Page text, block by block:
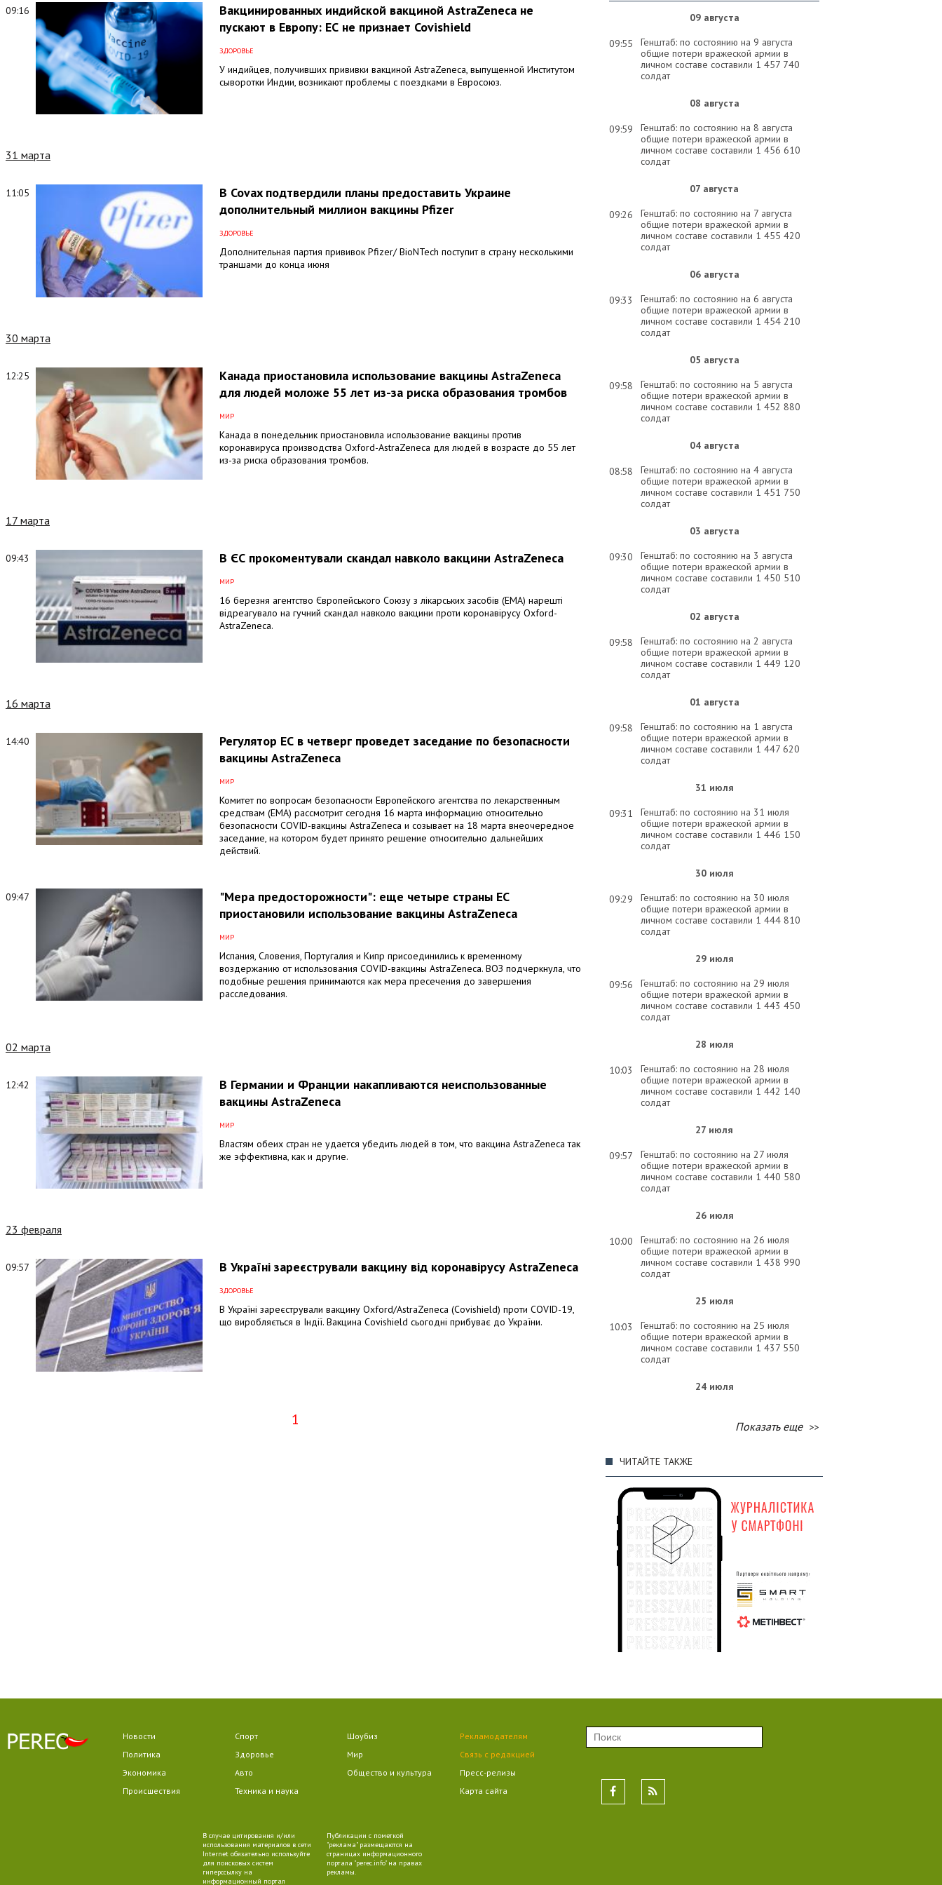
09 августа
09:55
Генштаб: по состоянию на 9 августа
общие потери вражеской армии в
личном составе составили 1 457 740
солдат
08 августа
09:59
Генштаб: по состоянию на 8 августа
общие потери вражеской армии в
личном составе составили 1 456 610
солдат
07 августа
09:26
Генштаб: по состоянию на 7 августа
общие потери вражеской армии в
личном составе составили 1 455 420
солдат
06 августа
09:33
Генштаб: по состоянию на 6 августа
общие потери вражеской армии в
личном составе составили 1 454 210
солдат
05 августа
09:58
Генштаб: по состоянию на 5 августа
общие потери вражеской армии в
личном составе составили 1 452 880
солдат
04 августа
08:58
Генштаб: по состоянию на 4 августа
общие потери вражеской армии в
личном составе составили 1 451 750
солдат
03 августа
09:30
Генштаб: по состоянию на 3 августа
общие потери вражеской армии в
личном составе составили 1 450 510
солдат
02 августа
09:58
Генштаб: по состоянию на 2 августа
общие потери вражеской армии в
личном составе составили 1 449 120
солдат
01 августа
09:58
Генштаб: по состоянию на 1 августа
общие потери вражеской армии в
личном составе составили 1 447 620
солдат
31 июля
09:31
Генштаб: по состоянию на 31 июля
общие потери вражеской армии в
личном составе составили 1 446 150
солдат
30 июля
09:29
Генштаб: по состоянию на 30 июля
общие потери вражеской армии в
личном составе составили 1 444 810
солдат
29 июля
09:56
Генштаб: по состоянию на 29 июля
общие потери вражеской армии в
личном составе составили 1 443 450
солдат
28 июля
10:03
Генштаб: по состоянию на 28 июля
общие потери вражеской армии в
личном составе составили 1 442 140
солдат
27 июля
09:57
Генштаб: по состоянию на 27 июля
общие потери вражеской армии в
личном составе составили 1 440 580
солдат
26 июля
10:00
Генштаб: по состоянию на 26 июля
общие потери вражеской армии в
личном составе составили 1 438 990
солдат
25 июля
10:03
Генштаб: по состоянию на 25 июля
общие потери вражеской армии в
личном составе составили 1 437 550
солдат
24 июля
общие потери вражеской армии в
личном составе составили 1 436 100
08:57
Генштаб: по состоянию на 23 июля
общие потери вражеской армии в
личном составе составили 1 434 690
солдат
22 июля
Генштаб: по состоянию на 22 июля
общие потери вражеской армии в
личном составе составили 1 433 230
солдат
20 июля
солдат
Показать еще
ЧИТАЙТЕ ТАКЖЕ
09:16
Вакцинированных индийской вакциной AstraZeneca не
пускают в Европу: ЕС не признает Covishield
ЗДОРОВЬЕ
У индийцев, получивших прививки вакциной AstraZeneca, выпущенной Институтом
сыворотки Индии, возникают проблемы с поездками в Евросоюз.
31 марта
11:05
В Covax подтвердили планы предоставить Украине
дополнительный миллион вакцины Pfizer
ЗДОРОВЬЕ
Дополнительная партия прививок Pfizer/ BioNTech поступит в страну несколькими
траншами до конца июня
30 марта
12:25
Канада приостановила использование вакцины AstraZeneca
для людей моложе 55 лет из-за риска образования тромбов
МИР
Канада в понедельник приостановила использование вакцины против
коронавируса производства Oxford-AstraZeneca для людей в возрасте до 55 лет
из-за риска образования тромбов.
17 марта
09:43 В ЄС прокоментували скандал навколо вакцини AstraZeneca
МИР
16 березня агентство Європейського Союзу з лікарських засобів (EMA) нарешті
відреагувало на гучний скандал навколо вакцини проти коронавірусу Oxford-
AstraZeneca.
16 марта
14:40
Регулятор ЕС в четверг проведет заседание по безопасности
вакцины AstraZeneca
МИР
Комитет по вопросам безопасности Европейского агентства по лекарственным
средствам (EMA) рассмотрит сегодня 16 марта информацию относительно
безопасности COVID-вакцины AstraZeneca и созывает на 18 марта внеочередное
заседание, на котором будет принято решение относительно дальнейших
действий.
09:47
"Мера предосторожности": еще четыре страны ЕС
приостановили использование вакцины AstraZeneca
МИР
Испания, Словения, Португалия и Кипр присоединились к временному
воздержанию от использования COVID-вакцины AstraZeneca. ВОЗ подчеркнула, что
подобные решения принимаются как мера пресечения до завершения
расследования.
02 марта
12:42
В Германии и Франции накапливаются неиспользованные
вакцины AstraZeneca
МИР
Властям обеих стран не удается убедить людей в том, что вакцина AstraZeneca так
же эффективна, как и другие.
23 февраля
09:57 В Україні зареєстрували вакцину від коронавірусу AstraZeneca
ЗДОРОВЬЕ
В Україні зареєстрували вакцину Oxford/AstraZeneca (Covishield) проти COVID-19,
що виробляється в Індії. Вакцина Covishield сьогодні прибуває до України.
1
Новости Спорт
Шоубиз
Политика
Здоровье
Мир
Экономика
Авто
Общество и культура
Происшествия
Техника и наука
Рекламодателям
Связь с редакцией
Пресс-релизы
Карта сайта
В случае цитирования и/или
использования материалов в сети
Internet обязательно используйте
для поисковых систем
гиперссылку на
информационный портал
Публикации с пометкой
"реклама" размещаются на
страницах информационного
портала "perec.info" на правах
рекламы.